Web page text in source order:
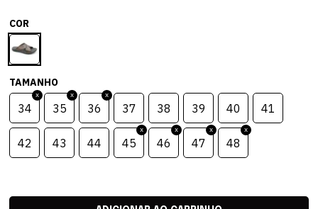
COR
TAMANHO
34 35 36 37 38 39 40 41
42 43 44 45 46 47 48